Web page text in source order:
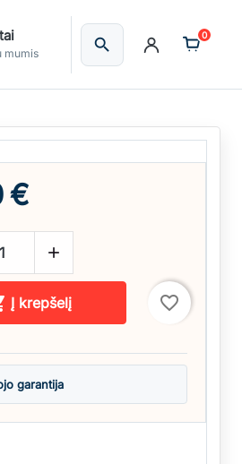
mumis searchIeškoti
0
€

Į krepšelį favorite_border
garantija